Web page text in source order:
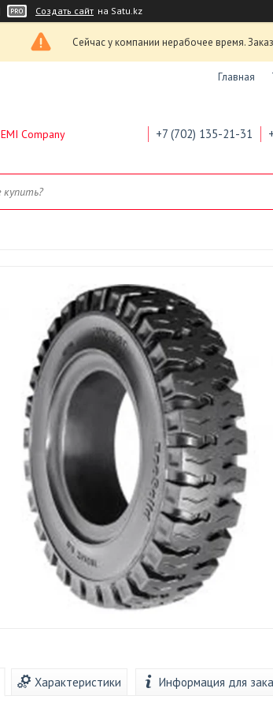
Создать сайт на Satu.kz
Сейчас у компании нерабочее время.
Главная
EMI Company +7 (702) 135-21-31
Характеристики Информация для